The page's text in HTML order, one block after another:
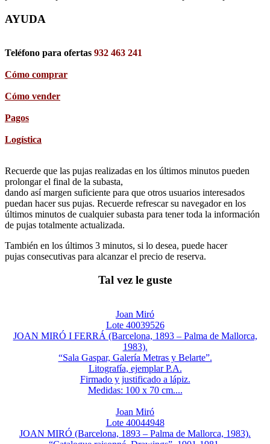
AYUDA
Teléfono para ofertas 932 463 241
Cómo comprar
Cómo vender
Pagos
Logística
Recuerde que las pujas realizadas en los últimos minutos pueden
prolongar el final de la subasta,
dando así margen suficiente para que otros usuarios interesados
puedan hacer sus pujas. Recuerde refrescar su navegador en los
últimos minutos de cualquier subasta para tener toda la información
de pujas totalmente actualizada.
También en los últimos 3 minutos, si lo desea, puede hacer
pujas consecutivas para alcanzar el precio de reserva.
Tal vez le guste
Joan Miró
Lote 40039526
JOAN MIRÓ I FERRÁ (Barcelona, 1893 – Palma de Mallorca,
1983).
“Sala Gaspar, Galería Metras y Belarte”.
Litografía, ejemplar P.A.
Firmado y justificado a lápiz.
Medidas: 100 x 70 cm....
Joan Miró
Lote 40044948
JOAN MIRÓ (Barcelona, 1893 – Palma de Mallorca, 1983).